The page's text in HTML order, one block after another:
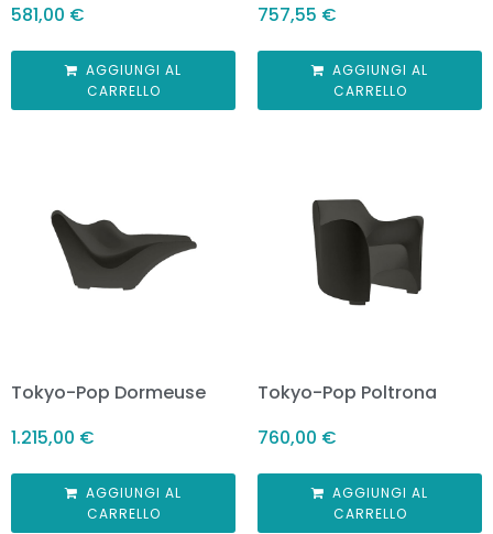
581,00 €
AGGIUNGI AL
CARRELLO
757,55 €
AGGIUNGI AL
CARRELLO
Tokyo-Pop Dormeuse
1.215,00 €
AGGIUNGI AL
CARRELLO
Tokyo-Pop Poltrona
760,00 €
AGGIUNGI AL
CARRELLO